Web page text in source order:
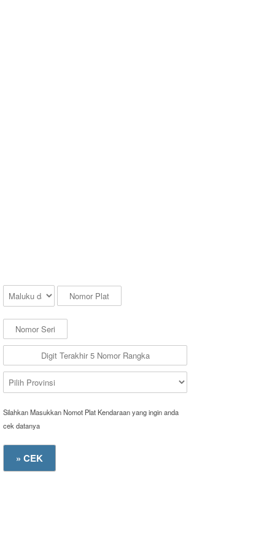
Silahkan Masukkan Nomot Plat Kendaraan yang ingin anda
cek datanya